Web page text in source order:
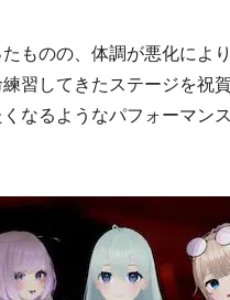
ものの、体調が悪化によ
習してきたステージを祝
なるようなパフォーマン